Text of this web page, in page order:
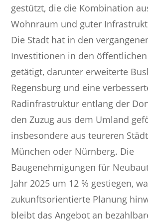
gestützt, die die Kombination
Wohnraum und guter
Die Stadt hat in den
Investitionen in den
getätigt, darunter erweiterte
Regensburg und eine
Radinfrastruktur entlang der
den Zuzug aus dem Umland
insbesondere aus teureren
München oder Nürnberg. Die
Baugenehmigungen für
Jahr 2025 um 12 % gestiegen,
zukunftsorientierte Planung
bleibt das Angebot an